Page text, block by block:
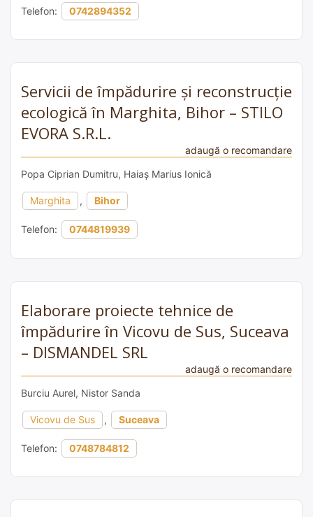
Telefon: 0742894352
Servicii de împădurire și reconstrucție
ecologică în Marghita, Bihor – STILO
EVORA S.R.L.
adaugă o recomandare
Popa Ciprian Dumitru, Haiaș Marius Ionică
Marghita , Bihor
Telefon: 0744819939
Elaborare proiecte tehnice de
împădurire în Vicovu de Sus, Suceava
– DISMANDEL SRL
adaugă o recomandare
Burciu Aurel, Nistor Sanda
Vicovu de Sus , Suceava
Telefon: 0748784812